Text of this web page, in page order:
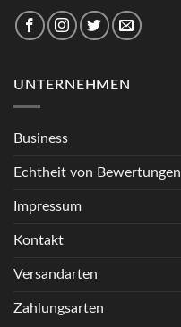
UNTERNEHMEN
Business
Echtheit von Bewertungen
Impressum
Kontakt
Versandarten
Zahlungsarten